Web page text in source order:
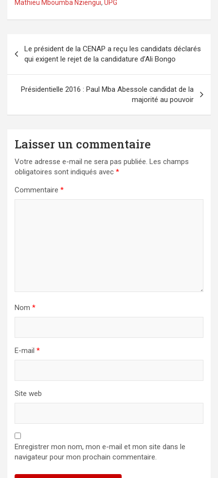
Mathieu Mboumba Nziengui, UPG
de
l’article
Le président de la CENAP a reçu les candidats déclarés
qui exigent le rejet de la candidature d’Ali Bongo
Présidentielle 2016 : Paul Mba Abessole candidat de la
majorité au pouvoir
Laisser un commentaire
Votre adresse e-mail ne sera pas publiée. Les champs
obligatoires sont indiqués avec *
Commentaire *
Nom *
E-mail *
Site web
Enregistrer mon nom, mon e-mail et mon site dans le
navigateur pour mon prochain commentaire.